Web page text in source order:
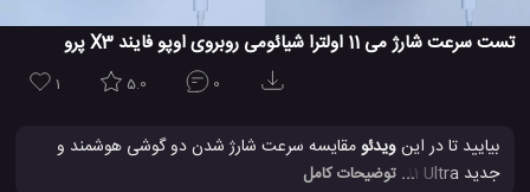
تست سرعت شارژ می 11 اولترا شیائومی روبروی اوپو فایند X3 پرو
1 5.0 0
بیایید تا در اینویدئومقایسه سرعت شارژ شدن دو گوشی هوشمند و
... توضیحات کامل